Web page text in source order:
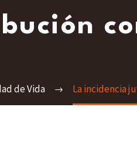
de Vida La incidencia